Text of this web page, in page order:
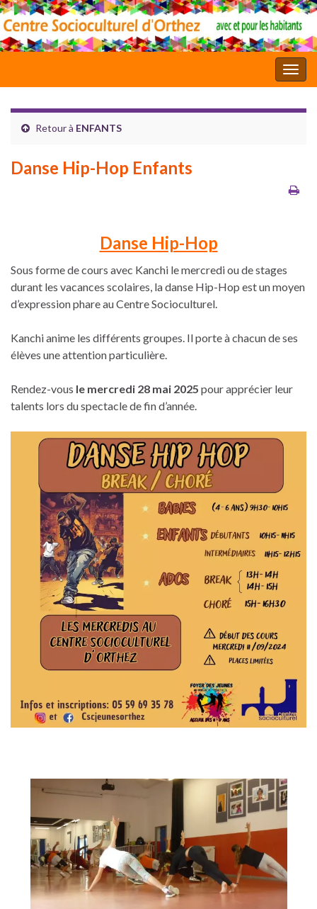
Retour à ENFANTS
Danse Hip-Hop Enfants
Danse Hip-Hop
Sous forme de cours avec Kanchi le mercredi ou de stages
durant les vacances scolaires, la danse Hip-Hop est un moyen
d’expression phare au Centre Socioculturel.
Kanchi anime les différents groupes. Il porte à chacun de ses
élèves une attention particulière.
Rendez-vous le mercredi 28 mai 2025 pour apprécier leur
talents lors du spectacle de fin d’année.